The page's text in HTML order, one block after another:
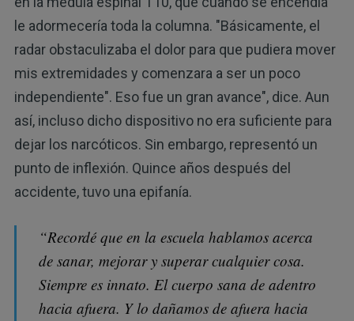
le adormecería toda la columna. "Básicamente, el
radar obstaculizaba el dolor para que pudiera mover
mis extremidades y comenzara a ser un poco
independiente". Eso fue un gran avance", dice. Aun
así, incluso dicho dispositivo no era suficiente para
dejar los narcóticos. Sin embargo, representó un
punto de inflexión. Quince años después del
accidente, tuvo una epifanía.
“Recordé que en la escuela hablamos acerca
de sanar, mejorar y superar cualquier cosa.
Siempre es innato. El cuerpo sana de adentro
hacia afuera. Y lo dañamos de afuera hacia